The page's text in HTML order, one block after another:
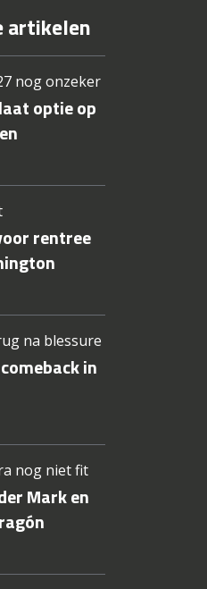
artikelen
nog onzeker
optie op
rentree
na blessure
in
nog niet fit
Mark en